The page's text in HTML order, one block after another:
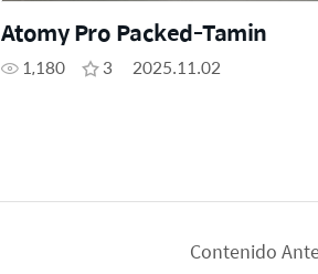
Atomy Pro Packed-Tamin
1,180 3 2025.11.02
Contenido